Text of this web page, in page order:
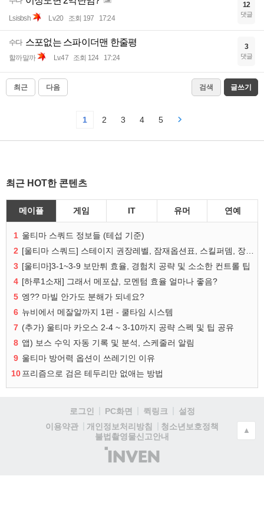
Lsisbsh Lv.20 조회 197 17:24
12
댓글
수다 스포없는 스파이더맨 한줄평
할까말까 Lv.47 조회 124 17:24
3
댓글
최근 다음 검색 글쓰기
1 2 3 4 5
최근 HOT한 콘텐츠
메이플 게임 IT 유머 연예
1 울티마 스쿼드 정보들 (테섭 기준)
2
3 [울티마]3-1~3-9 보만튀 효율, 경험치 공략 및 소소한 컨트롤 팁
4 [하루1소재] 그래서 메포샵, 모멘텀 효율 얼마나 좋음?
5 엥?? 마빌 안가도 분해가 되네요?
6 뉴비에서 메잘알까지 1편 - 쿨타임 시스템
7 (추가) 울티마 카오스 2-4 ~ 3-10까지 공략 스펙 및 팁 공유
8 앱) 보스 수익 자동 기록 및 분석, 스케줄러 알림
9 울티마 방어력 옵션이 쓰레기인 이유
10 프리즘으로 검은 테두리만 없애는 방법
로그인 PC화면 퀵링크
설정
이용약관
개인정보처리방침
청소년보호정책
불법촬영물신고안내
(주)
인
▲